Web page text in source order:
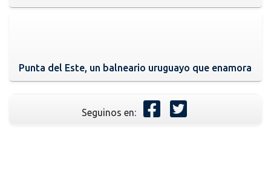
Punta del Este, un balneario uruguayo que enamora
Seguinos en: